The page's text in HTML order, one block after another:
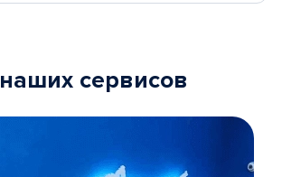
наших сервисов